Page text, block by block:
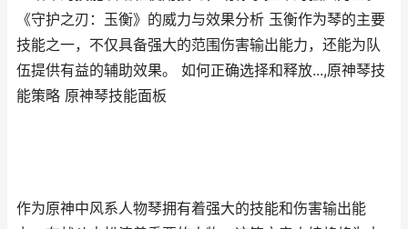
《守护之刃：玉衡》的威力与效果分析 玉衡作为琴的主要
技能之一，不仅具备强大的范围伤害输出能力，还能为队
伍提供有益的辅助效果。 如何正确选择和释放...,原神琴技
能策略 原神琴技能面板
作为原神中风系人物琴拥有着强大的技能和伤害输出能